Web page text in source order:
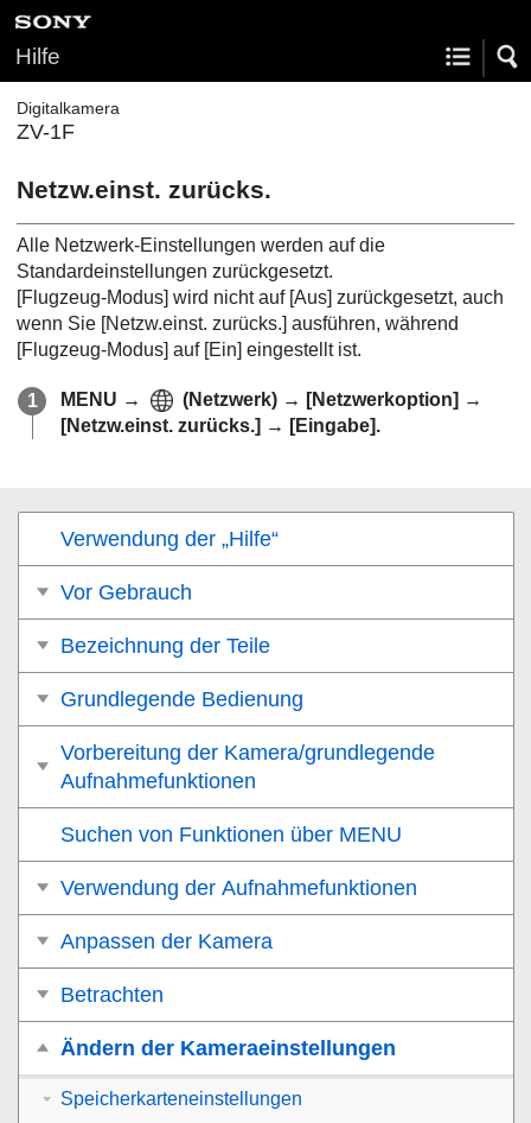
Hilfe
Digitalkamera
ZV-1F
Netzw.einst. zurücks.
Alle Netzwerk-Einstellungen werden auf die
Standardeinstellungen zurückgesetzt.
[Flugzeug-Modus] wird nicht auf [Aus] zurückgesetzt, auch
wenn Sie [Netzw.einst. zurücks.] ausführen, während
[Flugzeug-Modus] auf [Ein] eingestellt ist.
MENU → (Netzwerk) → [Netzwerkoption] →
[Netzw.einst. zurücks.] → [Eingabe].
Verwendung der „Hilfe“
Vor Gebrauch
Bezeichnung der Teile
Grundlegende Bedienung
Vorbereitung der Kamera/grundlegende
Aufnahmefunktionen
Suchen von Funktionen über MENU
Verwendung der Aufnahmefunktionen
Anpassen der Kamera
Betrachten
Ändern der Kameraeinstellungen
Speicherkarteneinstellungen